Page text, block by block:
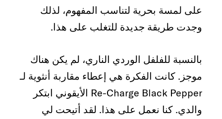
على لمسة بحرية لتناسب المفهوم، لذلك
وجدت طريقة جديدة للتغلب على هذا.
بالنسبة للفلفل الوردي الناري، لم يكن هناك
موجز. كانت الفكرة هي إعطاء مقاربة أنثوية لـ
Re-Charge Black Pepper الأيقوني
ابتكر
والدي. كنا نعمل على هذا. لقد أتيحت لي